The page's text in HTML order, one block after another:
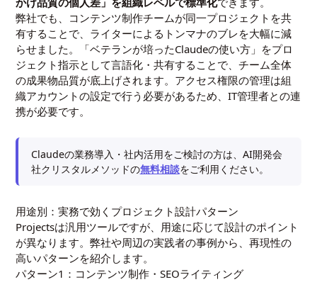
弊社でも、コンテンツ制作チームが同一プロジェクトを共
有することで、ライターによるトンマナのブレを大幅に減
らせました。「ベテランが培ったClaudeの使い方」をプロ
ジェクト指示として言語化・共有することで、チーム全体
の成果物品質が底上げされます。アクセス権限の管理は組
織アカウントの設定で行う必要があるため、IT管理者との連
携が必要です。
Claudeの業務導入・社内活用をご検討の方は、AI開発会
社クリスタルメソッドの無料相談をご利用ください。
用途別：実務で効くプロジェクト設計パターン
Projectsは汎用ツールですが、用途に応じて設計のポイント
が異なります。弊社や周辺の実践者の事例から、再現性の
高いパターンを紹介します。
パターン1：コンテンツ制作・SEOライティング